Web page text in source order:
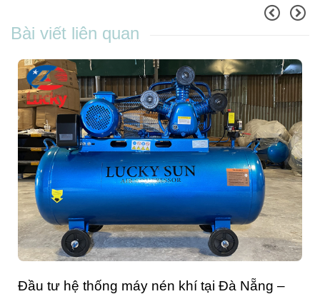
Bài viết liên quan
Đầu tư hệ thống máy nén khí tại Đà Nẵng –